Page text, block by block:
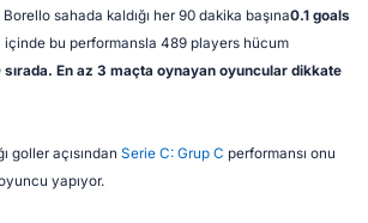
sahada kaldığı her 90 dakika başına0.1 goals
içinde bu performansla 489 players hücum
sırada. En az 3 maçta oynayan oyuncular dikkate
goller açısından Serie C: Grup C performansı onu
yapıyor.